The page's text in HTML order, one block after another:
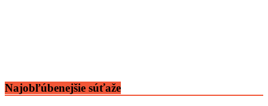
Najobľúbenejšie súťaže